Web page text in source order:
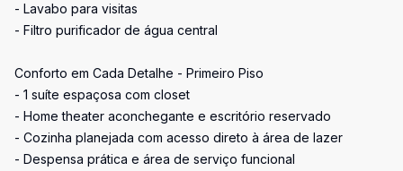
- Lavabo para visitas
- Filtro purificador de água central
Conforto em Cada Detalhe - Primeiro Piso
- 1 suíte espaçosa com closet
- Home theater aconchegante e escritório reservado
- Cozinha planejada com acesso direto à área de lazer
- Despensa prática e área de serviço funcional